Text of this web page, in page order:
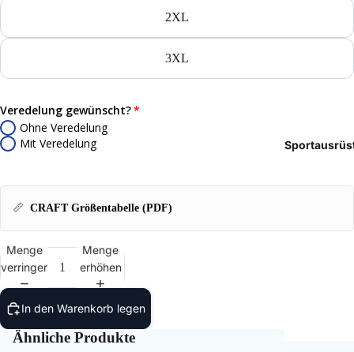
2XL
3XL
Veredelung gewünscht?
Ohne Veredelung
Mit Veredelung
📏 CRAFT Größentabelle (PDF)
Menge
verringern
Menge
erhöhen
In den Warenkorb legen
Ähnliche Produkte